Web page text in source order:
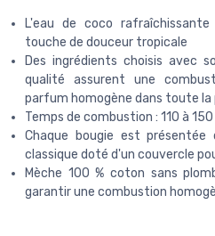
L'eau de coco
touche de douceur tropicale
Des ingrédients choisis avec
qualité assurent une
parfum homogène dans toute la
Temps de combustion : 110 à
Chaque bougie est
classique doté d'un couvercle
Mèche 100 % coton sans
garantir une combustion